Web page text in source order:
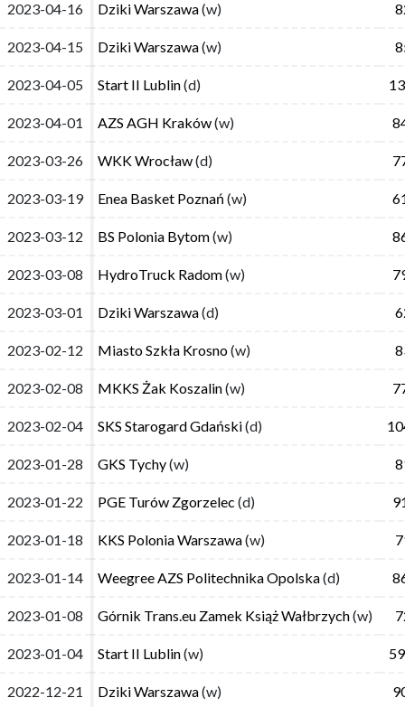
2023-04-16 Dziki Warszawa(w)
2023-04-15 Dziki Warszawa(w)
2023-04-05 Start II Lublin(d)
2023-04-01 AZS AGH Kraków(w)
2023-03-26 WKK Wrocław(d)
2023-03-19 Enea Basket Poznań (w)
2023-03-12 BS Polonia Bytom(w)
2023-03-08 HydroTruck Radom(w)
2023-03-01 Dziki Warszawa(d)
2023-02-12 Miasto Szkła Krosno(w)
2023-02-08 MKKS Żak Koszalin(w)
2023-02-04 SKS Starogard Gdański(d)
2023-01-28 GKS Tychy(w)
2023-01-22 PGE Turów Zgorzelec (d)
2023-01-18 KKS Polonia Warszawa(w)
2023-01-14 Weegree AZS Politechnika Opolska(d)
2023-01-08 Górnik Trans.eu Zamek Książ Wałbrzych(w)
2023-01-04 Start II Lublin(w)
2022-12-21 Dziki Warszawa(w)
2023-04-16 Dziki Warszawa(w)
2023-04-15 Dziki Warszawa(w)
2023-04-05 Start II Lublin(d)
2023-04-01 AZS AGH Kraków(w)
2023-03-26 WKK Wrocław(d)
2023-03-19 Enea Basket Poznań (w)
2023-03-12 BS Polonia Bytom(w)
2023-03-08 HydroTruck Radom(w)
2023-03-01 Dziki Warszawa(d)
2023-02-12 Miasto Szkła Krosno(w)
2023-02-08 MKKS Żak Koszalin(w)
2023-02-04 SKS Starogard Gdański(d)
2023-01-28 GKS Tychy(w)
2023-01-22 PGE Turów Zgorzelec (d)
2023-01-18 KKS Polonia Warszawa(w)
2023-01-14 Weegree AZS Politechnika Opolska(d)
2023-01-08 Górnik Trans.eu Zamek Książ Wałbrzych(w)
2023-01-04 Start II Lublin(w)
2022-12-21 Dziki Warszawa(w)